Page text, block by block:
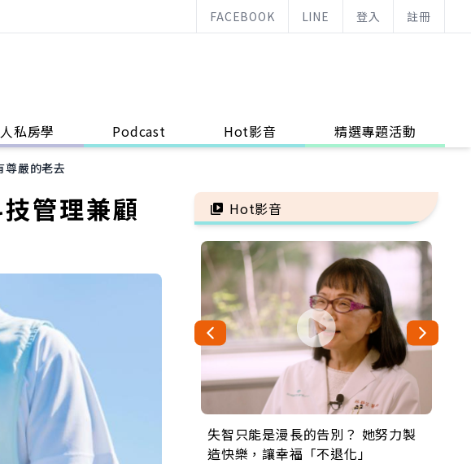
FACEBOOK LINE 登入 註冊
私房學 Podcast Hot影音 精選專題活動
尊嚴的老去
管理兼顧
Hot影音
失智只能是漫長的告別？ 她努力製
造快樂，讓幸福「不退化」
來自剛果的巧克力神父 為台灣奉獻
36年 「台灣是我的家，我連作夢都
63歲卸矽谷副總、搬回台灣找快
樂！「蛋黃哥小丑」走進安養院，
104歲打破金氏世界紀錄 成為全球
最年長羽球選手，分享長壽的秘密
事業巔峰他選擇追夢…黑手阿伯拉
小提琴還登上小巨蛋！連CNN都大